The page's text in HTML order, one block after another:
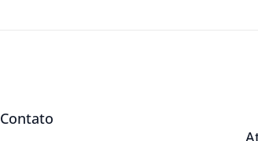
Contato